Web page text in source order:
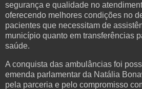
segurança e qualidade no
oferecendo melhores condições no
pacientes que necessitam de
município quanto em transferências
saúde.
A conquista das ambulâncias foi
emenda parlamentar da Natália
pela parceria e pelo compromisso